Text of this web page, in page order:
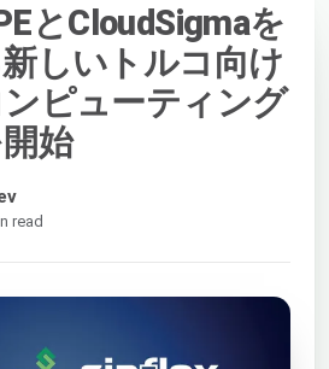
とCloudSigmaを
しいトルコ向け
ピューティング
始
read